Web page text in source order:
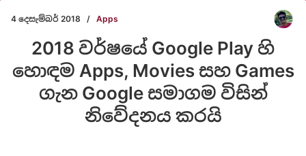
4 දෙසැම්බර් 2018 / Apps
2018 වර්ෂයේ Google Play හි
හොඳම Apps, Movies සහ Games
ගැන Google සමාගම විසින්
නිවේදනය කරයි